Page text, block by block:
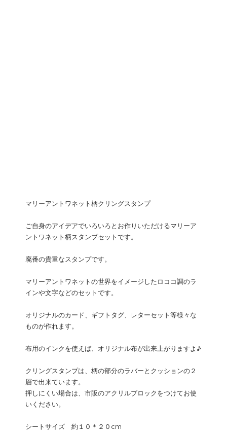
マリーアントワネット柄クリングスタンプ
ご自身のアイデアでいろいろとお作りいただけるマリーア
ントワネット柄スタンプセットです。
廃番の貴重なスタンプです。
マリーアントワネットの世界をイメージしたロココ調のラ
インや文字などのセットです。
オリジナルのカード、ギフトタグ、レターセット等様々な
ものが作れます。
布用のインクを使えば、オリジナル布が出来上がりますよ♪
クリングスタンプは、柄の部分のラバーとクッションの２
層で出来ています。
押しにくい場合は、市販のアクリルブロックをつけてお使
いください。
シートサイズ 約１０＊２０cm